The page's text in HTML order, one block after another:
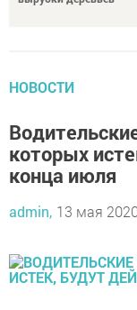
НОВОСТИ
которых
конца июля
admin, 13 мая